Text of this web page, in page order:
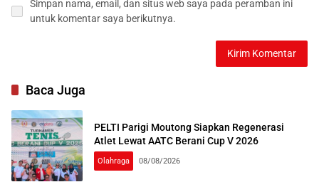
Simpan nama, email, dan situs web saya pada peramban ini
untuk komentar saya berikutnya.
Baca Juga
PELTI Parigi Moutong Siapkan Regenerasi
Atlet Lewat AATC Berani Cup V 2026
Olahraga 08/08/2026